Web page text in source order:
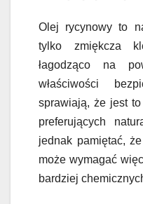
Olej rycynowy to
tylko zmiękcza
łagodząco na
właściwości
sprawiają, że jest
preferujących
jednak pamiętać,
może wymagać
bardziej